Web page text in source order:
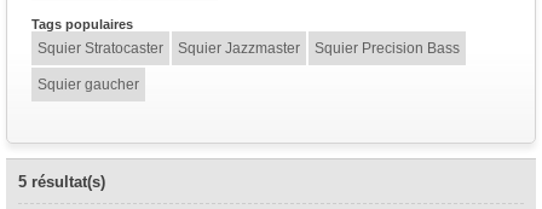
Tags populaires
Squier Stratocaster Squier Jazzmaster Squier Precision Bass
Squier gaucher
5 résultat(s)